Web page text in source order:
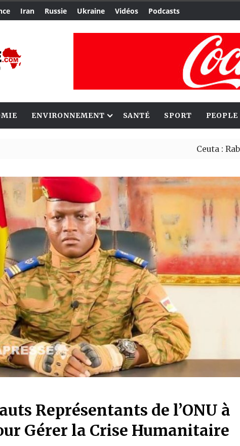
Iran Russie Ukraine Vidéos Podcasts
ENVIRONNEMENT SANTÉ SPORT PEOPLE
Ceuta : Rabat
Représentants de l’ONU à
Gérer la Crise Humanitaire